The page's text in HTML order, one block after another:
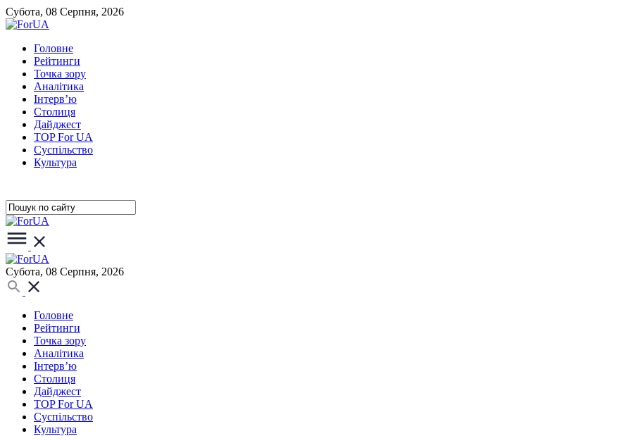
Субота, 08 Серпня, 2026
Головне
Рейтинги
Точка зору
Аналітика
Інтерв’ю
Столиця
Дайджест
TOP For UA
Суспiльство
Культура
Субота, 08 Серпня, 2026
Головне
Рейтинги
Точка зору
Аналітика
Інтерв’ю
Столиця
Дайджест
TOP For UA
Суспiльство
Культура